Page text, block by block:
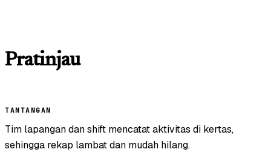
Pratinjau
TANTANGAN
Tim lapangan dan shift mencatat aktivitas di kertas,
sehingga rekap lambat dan mudah hilang.